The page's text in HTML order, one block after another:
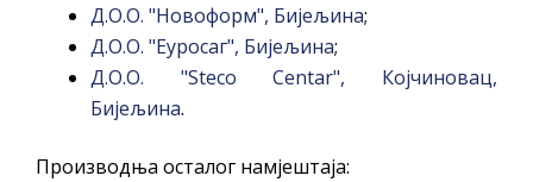
Д.О.О. "Новоформ", Бијељина;
Д.О.О. "Еуросаг", Бијељина;
Д.О.О. "Steco Centar", Којчиновац,
Бијељина.
Производња осталог намјештаја: